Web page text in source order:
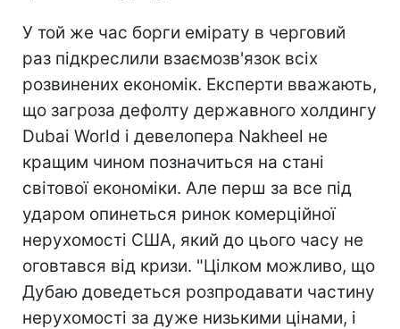
У той же час борги емірату в черговий
раз підкреслили взаємозв'язок всіх
розвинених економік. Експерти вважають,
що загроза дефолту державного холдингу
Dubai World і девелопера Nakheel не
кращим чином позначиться на стані
світової економіки. Але перш за все під
ударом опинеться ринок комерційної
нерухомості США, який до цього часу не
оговтався від кризи. "Цілком можливо, що
Дубаю доведеться розпродавати частину
нерухомості за дуже низькими цінами, і